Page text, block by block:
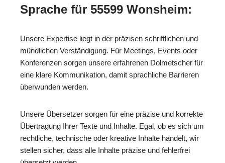
Sprache für 55599 Wonsheim:
Unsere Expertise liegt in der präzisen schriftlichen und
mündlichen Verständigung. Für Meetings, Events oder
Konferenzen sorgen unsere erfahrenen Dolmetscher für
eine klare Kommunikation, damit sprachliche Barrieren
überwunden werden.
Unsere Übersetzer sorgen für eine präzise und korrekte
Übertragung Ihrer Texte und Inhalte. Egal, ob es sich um
rechtliche, technische oder kreative Inhalte handelt, wir
stellen sicher, dass alle Inhalte präzise und fehlerfrei